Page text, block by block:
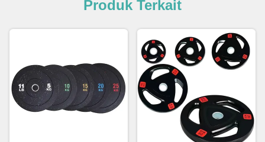
Produk Terkait